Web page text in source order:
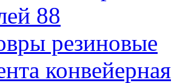
88
резиновые
конвейерная